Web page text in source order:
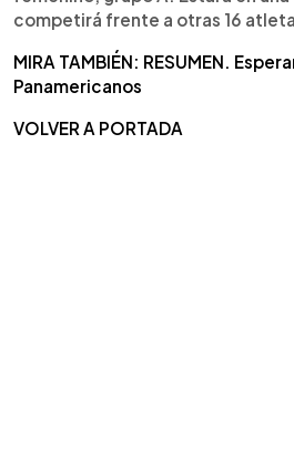
competirá frente a otras 16
MIRA TAMBIÉN: RESUMEN.
Panamericanos
VOLVER A PORTADA